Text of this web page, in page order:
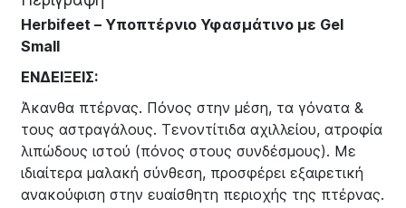
Herbifeet – Υποπτέρνιο Υφασμάτινο με Gel
Small
ΕΝΔΕΙΞΕΙΣ:
Άκανθα πτέρνας. Πόνος στην μέση, τα γόνατα &
τους αστραγάλους. Τενοντίτιδα αχιλλείου, ατροφία
λιπώδους ιστού (πόνος στους συνδέσμους). Με
ιδιαίτερα μαλακή σύνθεση, προσφέρει εξαιρετική
ανακούφιση στην ευαίσθητη περιοχής της πτέρνας.